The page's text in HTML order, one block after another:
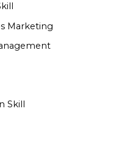
Marketing
Skill